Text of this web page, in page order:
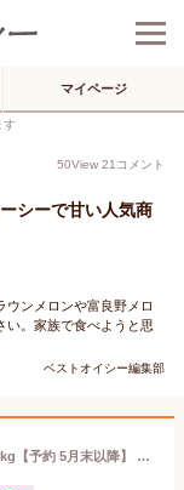
マイページ
す
50View 21 コメント
シーで甘い人気商
ウンメロンや富良野メロ
い。家族で食べようと思
ベストオイシー編集部
熊本産 ”肥後グリーン” 秀・優品 特大2玉 約4kg【予約 5月末以降】 送料無料